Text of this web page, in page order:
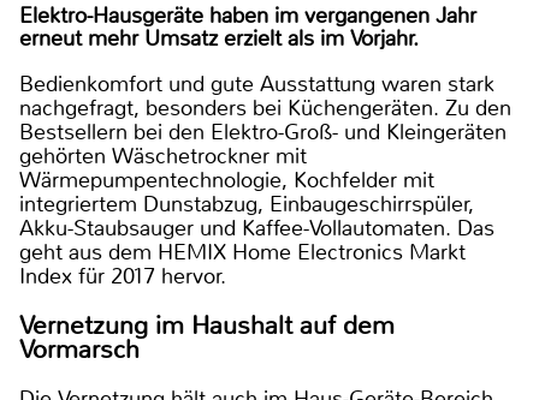
Elektro-Hausgeräte haben im vergangenen Jahr
erneut mehr Umsatz erzielt als im Vorjahr.
Bedienkomfort und gute Ausstattung waren stark
nachgefragt, besonders bei Küchengeräten. Zu den
Bestsellern bei den Elektro-Groß- und Kleingeräten
gehörten Wäschetrockner mit
Wärmepumpentechnologie, Kochfelder mit
integriertem Dunstabzug, Einbaugeschirrspüler,
Akku-Staubsauger und Kaffee-Vollautomaten. Das
geht aus dem HEMIX Home Electronics Markt
Index für 2017 hervor.
Vernetzung im Haushalt auf dem
Vormarsch